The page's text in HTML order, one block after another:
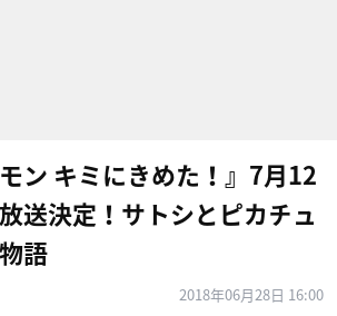
ン キミにきめた！』7月12
送決定！サトシとピカチュ
語
2018年06月28日 16:00